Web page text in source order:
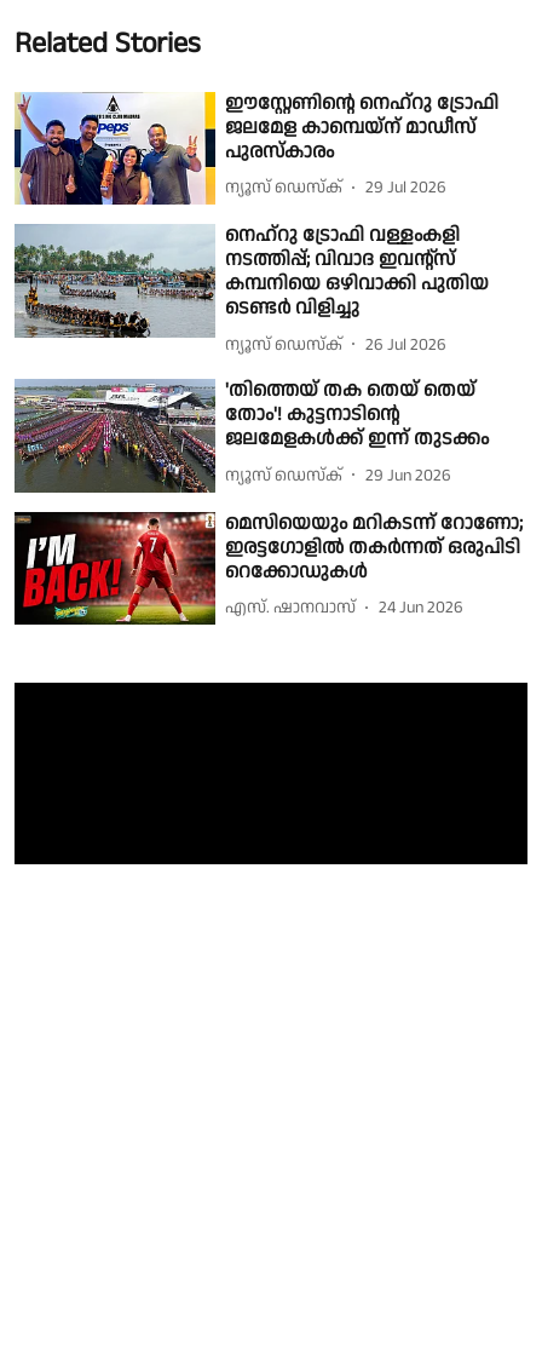
Related Stories
ഈസ്റ്റേണിന്റെ നെഹ്‌റു ട്രോഫി
ജലമേള കാമ്പെയ്‌ന് മാഡീസ്
പുരസ്കാരം
ന്യൂസ് ഡെസ്ക് 29 Jul 2026
നെഹ്റു ട്രോഫി വള്ളംകളി
നടത്തിപ്പ്; വിവാദ ഇവൻ്റ്സ്
കമ്പനിയെ ഒഴിവാക്കി പുതിയ
ടെണ്ടർ വിളിച്ചു
ന്യൂസ് ഡെസ്ക് 26 Jul 2026
'തിത്തെയ് തക തെയ് തെയ്
തോം'! കുട്ടനാടിൻ്റെ
ജലമേളകൾക്ക് ഇന്ന് തുടക്കം
ന്യൂസ് ഡെസ്ക് 29 Jun 2026
മെസിയെയും മറികടന്ന് റോണോ;
ഇരട്ടഗോളില്‍ തകര്‍ന്നത് ഒരുപിടി
റെക്കോഡുകള്‍
എസ്. ഷാനവാസ് 24 Jun 2026